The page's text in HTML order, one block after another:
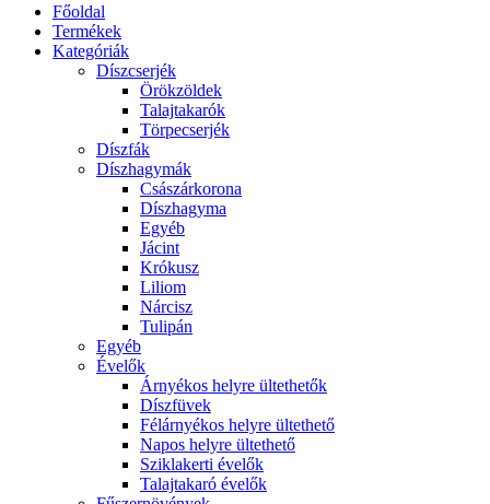
Főoldal
Termékek
Kategóriák
Díszcserjék
Örökzöldek
Talajtakarók
Törpecserjék
Díszfák
Díszhagymák
Császárkorona
Díszhagyma
Egyéb
Jácint
Krókusz
Liliom
Nárcisz
Tulipán
Egyéb
Évelők
Árnyékos helyre ültethetők
Díszfüvek
Félárnyékos helyre ültethető
Napos helyre ültethető
Sziklakerti évelők
Talajtakaró évelők